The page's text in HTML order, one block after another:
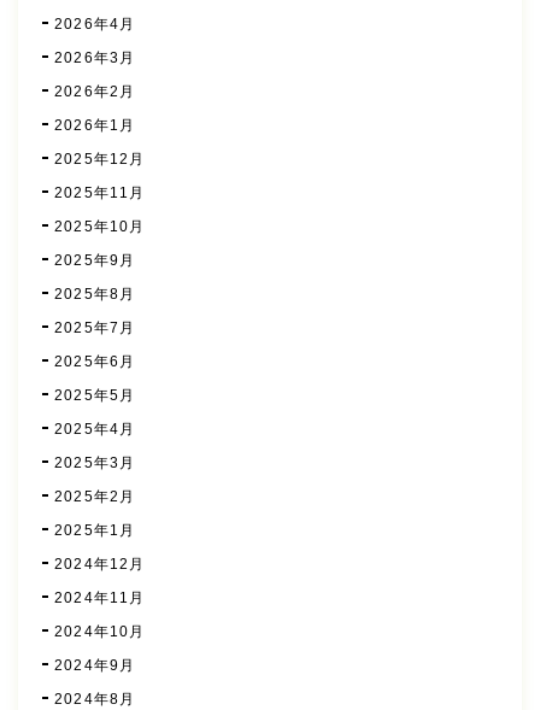
2026年4月
2026年3月
2026年2月
2026年1月
2025年12月
2025年11月
2025年10月
2025年9月
2025年8月
2025年7月
2025年6月
2025年5月
2025年4月
2025年3月
2025年2月
2025年1月
2024年12月
2024年11月
2024年10月
2024年9月
2024年8月